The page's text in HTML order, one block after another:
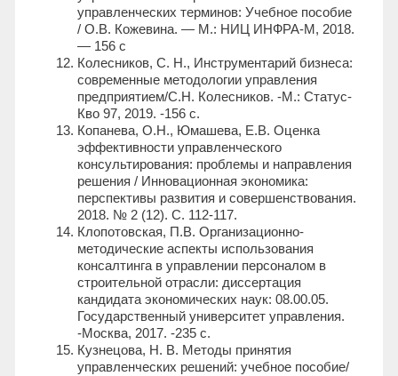
управленческих терминов: Учебное пособие
/ О.В. Кожевина. — М.: НИЦ ИНФРА-М, 2018.
— 156 с
Колесников, С. Н., Инструментарий бизнеса:
современные методологии управления
предприятием/С.Н. Колесников. -М.: Статус-
Кво 97, 2019. -156 с.
Копанева, О.Н., Юмашева, Е.В. Оценка
эффективности управленческого
консультирования: проблемы и направления
решения / Инновационная экономика:
перспективы развития и совершенствования.
2018. № 2 (12). С. 112-117.
Клопотовская, П.В. Организационно-
методические аспекты использования
консалтинга в управлении персоналом в
строительной отрасли: диссертация
кандидата экономических наук: 08.00.05.
Государственный университет управления.
-Москва, 2017. -235 с.
Кузнецова, Н. В. Методы принятия
управленческих решений: учебное пособие/